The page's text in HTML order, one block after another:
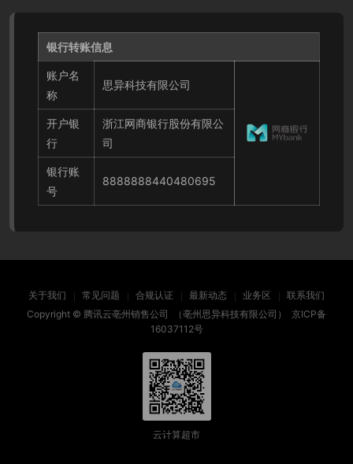
银行转账信息
账户名
称
思异科技有限公司
开户银
行
浙江网商银行股份有限公
司
银行账
号
8888888440480695
关于我们 常见问题 合规认证 最新动态 业务区
联系我们
Copyright © 腾讯云亳州销售公司 （亳州思异科技有限公司） 京ICP备
16037112号
云计算超市